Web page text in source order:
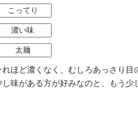
こってり
濃い味
太麺
ほど濃くなく、むしろあっさり目
味がある方が好みなのと、もう